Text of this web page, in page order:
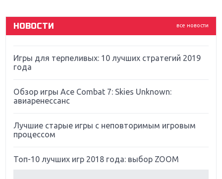
все новости
НОВОСТИ
Far Cry 5: хвалить нельзя ругать
Игры для терпеливых: 10 лучших стратегий 2019
года
Обзор игры Ace Combat 7: Skies Unknown:
авиаренессанс
Лучшие старые игры с неповторимым игровым
процессом
Топ-10 лучших игр 2018 года: выбор ZOOM